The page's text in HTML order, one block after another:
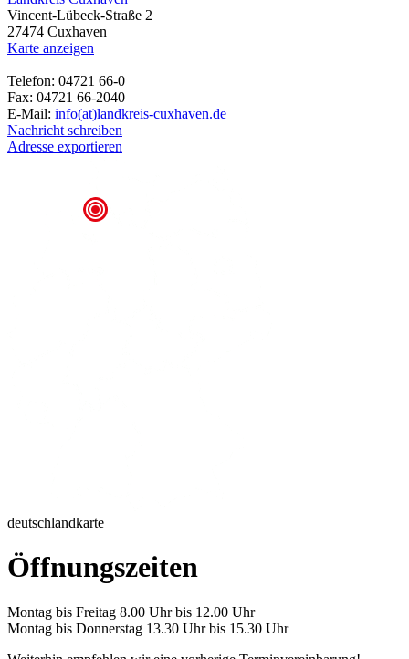
Vincent-Lübeck-Straße 2
27474 Cuxhaven
Karte anzeigen
Telefon: 04721 66-0
Fax: 04721 66-2040
E-Mail: info(at)landkreis-cuxhaven.de
Nachricht schreiben
Adresse exportieren
deutschlandkarte
Öffnungszeiten
Montag bis Freitag 8.00 Uhr bis 12.00 Uhr
Montag bis Donnerstag 13.30 Uhr bis 15.30 Uhr